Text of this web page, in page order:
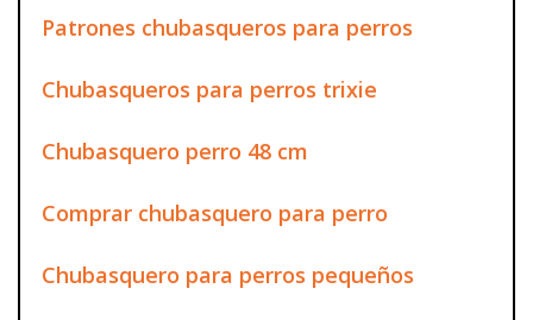
Patrones chubasqueros para perros
Chubasqueros para perros trixie
Chubasquero perro 48 cm
Comprar chubasquero para perro
Chubasquero para perros pequeños